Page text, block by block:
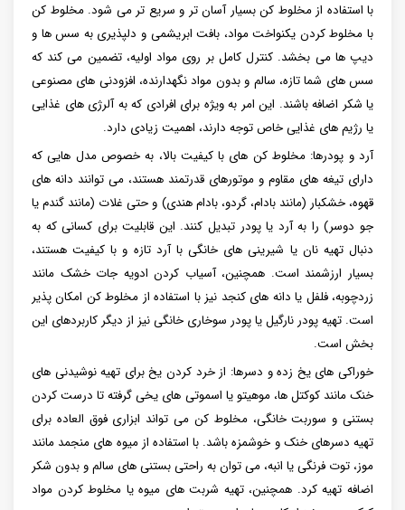
با استفاده از مخلوط کن بسیار آسان تر و سریع تر می شود. مخلوط کن
با مخلوط کردن یکنواخت مواد، بافت ابریشمی و دلپذیری به سس ها و
دیپ ها می بخشد. کنترل کامل بر روی مواد اولیه، تضمین می کند که
سس های شما تازه، سالم و بدون مواد نگهدارنده، افزودنی های مصنوعی
یا شکر اضافه باشند. این امر به ویژه برای افرادی که به آلرژی های غذایی
یا رژیم های غذایی خاص توجه دارند، اهمیت زیادی دارد.
آرد و پودرها: مخلوط کن های با کیفیت بالا، به خصوص مدل هایی که
دارای تیغه های مقاوم و موتورهای قدرتمند هستند، می توانند دانه های
قهوه، خشکبار (مانند بادام، گردو، بادام هندی) و حتی غلات (مانند گندم یا
جو دوسر) را به آرد یا پودر تبدیل کنند. این قابلیت برای کسانی که به
دنبال تهیه نان یا شیرینی های خانگی با آرد تازه و با کیفیت هستند،
بسیار ارزشمند است. همچنین، آسیاب کردن ادویه جات خشک مانند
زردچوبه، فلفل یا دانه های کنجد نیز با استفاده از مخلوط کن امکان پذیر
است. تهیه پودر نارگیل یا پودر سوخاری خانگی نیز از دیگر کاربردهای این
بخش است.
خوراکی های یخ زده و دسرها: از خرد کردن یخ برای تهیه نوشیدنی های
خنک مانند کوکتل ها، موهیتو یا اسموتی های یخی گرفته تا درست کردن
بستنی و سوربت خانگی، مخلوط کن می تواند ابزاری فوق العاده برای
تهیه دسرهای خنک و خوشمزه باشد. با استفاده از میوه های منجمد مانند
موز، توت فرنگی یا انبه، می توان به راحتی بستنی های سالم و بدون شکر
اضافه تهیه کرد. همچنین، تهیه شربت های میوه یا مخلوط کردن مواد